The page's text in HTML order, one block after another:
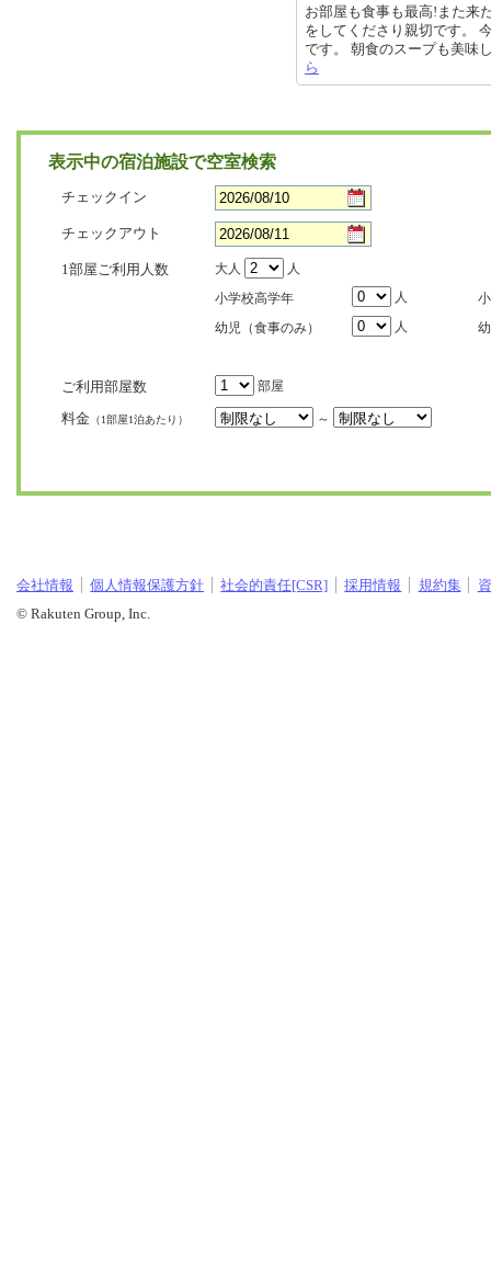
お部屋も食事も最高!また来
をしてくださり親切です。
です。 朝食のスープも美
ら
表示中の宿泊施設で空室検索
チェックイン
チェックアウト
1部屋ご利用人数 大人
人
小学校高学年
人
幼児（食事のみ）
人
ご利用部屋数 部屋
料金 （1部屋1泊あたり） ～
会社情報 個人情報保護方針 社会的責任[CSR] 採用情報 規約集
© Rakuten Group, Inc.